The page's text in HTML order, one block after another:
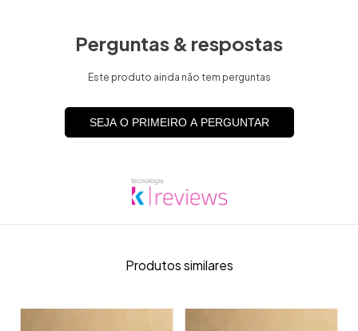
Perguntas & respostas
Este produto ainda não tem perguntas
SEJA O PRIMEIRO A PERGUNTAR
Produtos similares